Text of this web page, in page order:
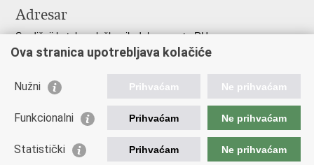
Adresar
Središnji katalog službenih dokumenata RH
Adresar tijela javne vlasti
Popis dužnosnika u RH
Korisne poveznice
Hrvatski Sabor
Ova stranica upotrebljava kolačiće
Nužni Prihvaćam Ne prihvaćam
Funkcionalni Prihvaćam Ne prihvaćam
Statistički Prihvaćam Ne prihvaćam